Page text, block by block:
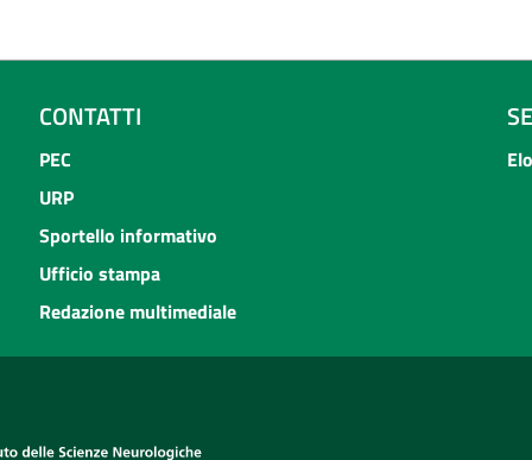
CONTATTI
PEC
URP
Sportello informativo
Ufficio stampa
Redazione multimediale